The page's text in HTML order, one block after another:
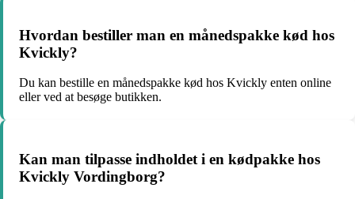
Hvordan bestiller man en månedspakke kød hos
Kvickly?
Du kan bestille en månedspakke kød hos Kvickly enten online
eller ved at besøge butikken.
Kan man tilpasse indholdet i en kødpakke hos
Kvickly Vordingborg?